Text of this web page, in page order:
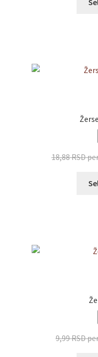
18,88RSD
9,99RSD